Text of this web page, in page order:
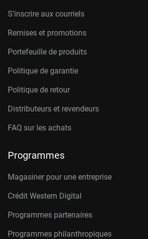
S’inscrire aux courriels
Remises et promotions
Portefeuille de produits
Politique de garantie
Politique de retour
Distributeurs et revendeurs
FAQ sur les achats
Programmes
Magasiner pour une entreprise
Crédit Western Digital
Programmes partenaires
Programmes philanthropiques